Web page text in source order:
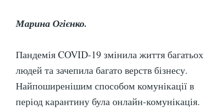
Марина Огієнко.
Пандемія COVID-19 змінила життя багатьох
людей та зачепила багато верств бізнесу.
Найпоширенішим способом комунікації в
період карантину була онлайн-комунікація.